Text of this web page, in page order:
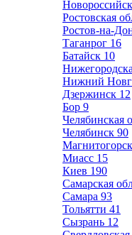
Новороссийск
Ростовская
Ростов-на-
Таганрог 16
Батайск 10
Нижний
Дзержинск 12
Бор 9
Челябинская
Челябинск 90
Магнитогорск
Миасс 15
Киев 190
Самарская
Самара 93
Тольятти 41
Сызрань 12